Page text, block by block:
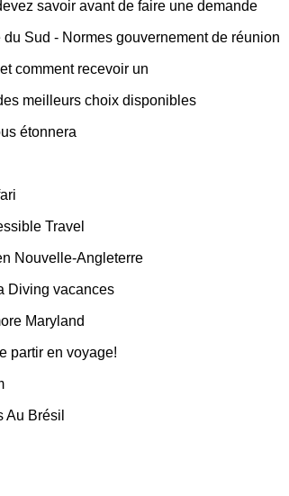
savoir avant de faire une demande
Sud - Normes gouvernement de réunion
comment recevoir un
meilleurs choix disponibles
étonnera
Travel
Nouvelle-Angleterre
Diving vacances
Maryland
partir en voyage!
Au Brésil